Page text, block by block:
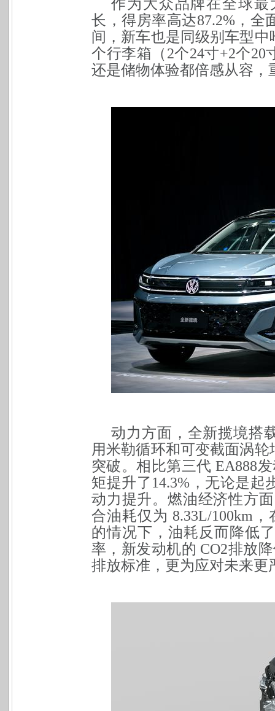
作为大众品牌在全球最
长，得房率高达87.2%，全
间，新车也是同级别车型
个行李箱（2个24寸+2个
还是储物体验都倍感从容，
动力方面，全新揽境搭
用米勒循环和可变截面涡
突破。相比第三代 EA888
矩提升了14.3%，无论是起
动力提升。燃油经济性方
合油耗仅为 8.33L/100km，
的情况下，油耗反而降低
率，新发动机的 CO2排放
排放标准，更为应对未来